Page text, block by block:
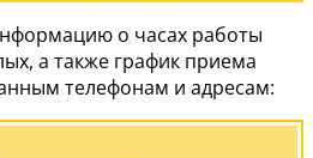
о часах работы
а также график приема
телефонам и адресам: